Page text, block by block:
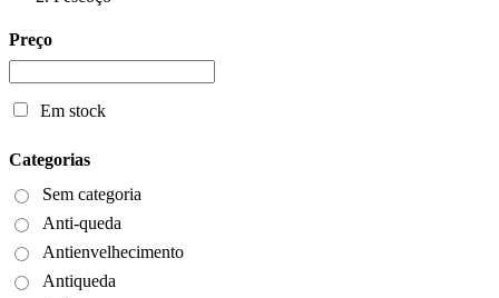
Preço
Em stock
Categorias
Sem categoria
Anti-queda
Antienvelhecimento
Antiqueda